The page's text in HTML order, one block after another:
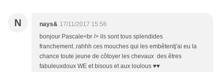
N nays& 17/11/2017 15:58
bonjour Pascale<br /> ils sont tous splendides
franchement..rahhh ces mouches qui les embêtentj'ai eu la
chance toute jeune de côtoyer les chevaux des êtres
fabuleuxdoux WE et bisous et aux loulous ♥♥